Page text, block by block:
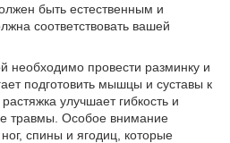
быть естественным и
соответствовать вашей
необходимо провести разминку и
подготовить мышцы и суставы к
улучшает гибкость и
травмы. Особое внимание
спины и ягодиц, которые